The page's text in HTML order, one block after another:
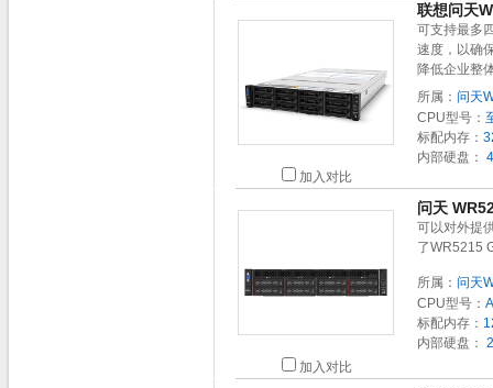
加入对比
联想问天
可支持最多
速度，以确
降低企业整
所属： 问天
CPU型号：
标配内存：
内部硬盘：
加入对比
问天
可以对外提
了WR5215
所属： 问天
CPU型号：
标配内存：
内部硬盘：